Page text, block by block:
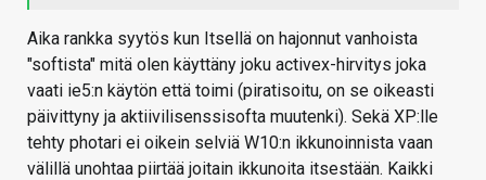
Aika rankka syytös kun Itsellä on hajonnut vanhoista
"softista" mitä olen käyttäny joku activex-hirvitys joka
vaati ie5:n käytön että toimi (piratisoitu, on se oikeasti
päivittyny ja aktiivilisenssisofta muutenki). Sekä XP:lle
tehty photari ei oikein selviä W10:n ikkunoinnista vaan
välillä unohtaa piirtää joitain ikkunoita itsestään. Kaikki